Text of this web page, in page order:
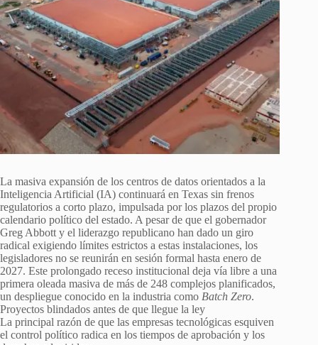
La masiva expansión de los centros de datos orientados a la
Inteligencia Artificial (IA) continuará en Texas sin frenos
regulatorios a corto plazo, impulsada por los plazos del propio
calendario político del estado. A pesar de que el gobernador
Greg Abbott y el liderazgo republicano han dado un giro
radical exigiendo límites estrictos a estas instalaciones, los
legisladores no se reunirán en sesión formal hasta enero de
2027. Este prolongado receso institucional deja vía libre a una
primera oleada masiva de más de 248 complejos planificados,
un despliegue conocido en la industria como Batch Zero.
Proyectos blindados antes de que llegue la ley
La principal razón de que las empresas tecnológicas esquiven
el control político radica en los tiempos de aprobación y los